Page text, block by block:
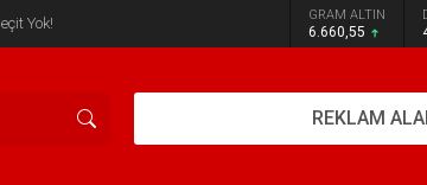
GRAM ALTIN
6.660,55
REKLAM